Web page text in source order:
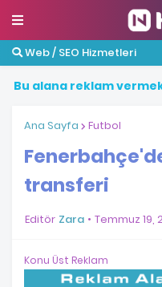
Web / SEO Hizmetleri
Bu alana reklamverme
Ana Sayfa Futbol
transferi
Editör Zara Temmuz 19,
Konu Üst Reklam